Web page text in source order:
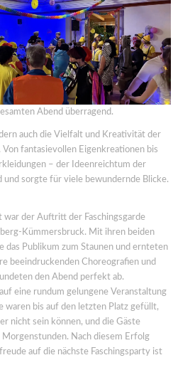
Abend überragend.
auch die Vielfalt und Kreativität der
fantasievollen Eigenkreationen bis
– der Ideenreichtum der
und sorgte für viele bewundernde Blicke.
war der Auftritt der Faschingsgarde
Kümmersbruck. Mit ihren beiden
das Publikum zum Staunen und ernteten
beeindruckenden Choreografien und
den Abend perfekt ab.
eine rundum gelungene Veranstaltung
waren bis auf den letzten Platz gefüllt,
nicht sein können, und die Gäste
Nach diesem Erfolg
auf die nächste Faschingsparty ist